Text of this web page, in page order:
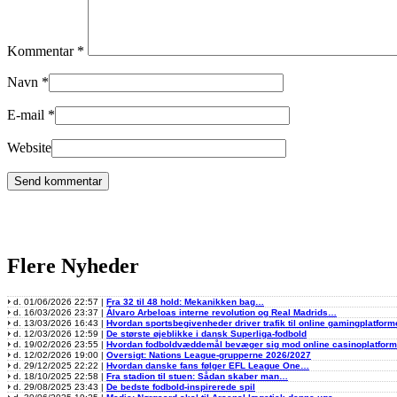
Kommentar *
Navn *
E-mail *
Website
Flere Nyheder
d. 01/06/2026 22:57 | Fra 32 til 48 hold: Mekanikken bag…
d. 16/03/2026 23:37 | Álvaro Arbeloas interne revolution og Real Madrids…
d. 13/03/2026 16:43 | Hvordan sportsbegivenheder driver trafik til online
d. 12/03/2026 12:59 | De største øjeblikke i dansk Superliga-fodbold
d. 19/02/2026 23:55 | Hvordan fodboldvæddemål bevæger sig mod online
d. 12/02/2026 19:00 | Oversigt: Nations League-grupperne 2026/2027
d. 29/12/2025 22:22 | Hvordan danske fans følger EFL League One…
d. 18/10/2025 22:58 | Fra stadion til stuen: Sådan skaber man…
d. 29/08/2025 23:43 | De bedste fodbold-inspirerede spil